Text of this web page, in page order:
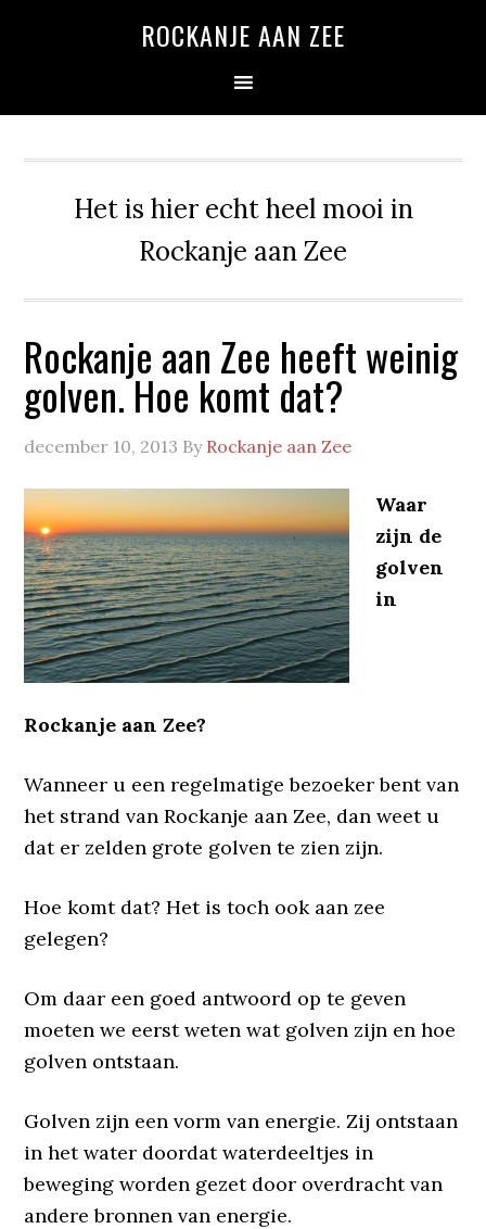
ROCKANJE AAN ZEE
Het is hier echt heel mooi in
Rockanje aan Zee
Rockanje aan Zee heeft weinig
golven. Hoe komt dat?
december 10, 2013 By Rockanje aan Zee
Waar
zijn de
golven
in
Rockanje aan Zee?
Wanneer u een regelmatige bezoeker bent van
het strand van Rockanje aan Zee, dan weet u
dat er zelden grote golven te zien zijn.
Hoe komt dat? Het is toch ook aan zee
gelegen?
Om daar een goed antwoord op te geven
moeten we eerst weten wat golven zijn en hoe
golven ontstaan.
Golven zijn een vorm van energie. Zij ontstaan
in het water doordat waterdeeltjes in
beweging worden gezet door overdracht van
andere bronnen van energie.